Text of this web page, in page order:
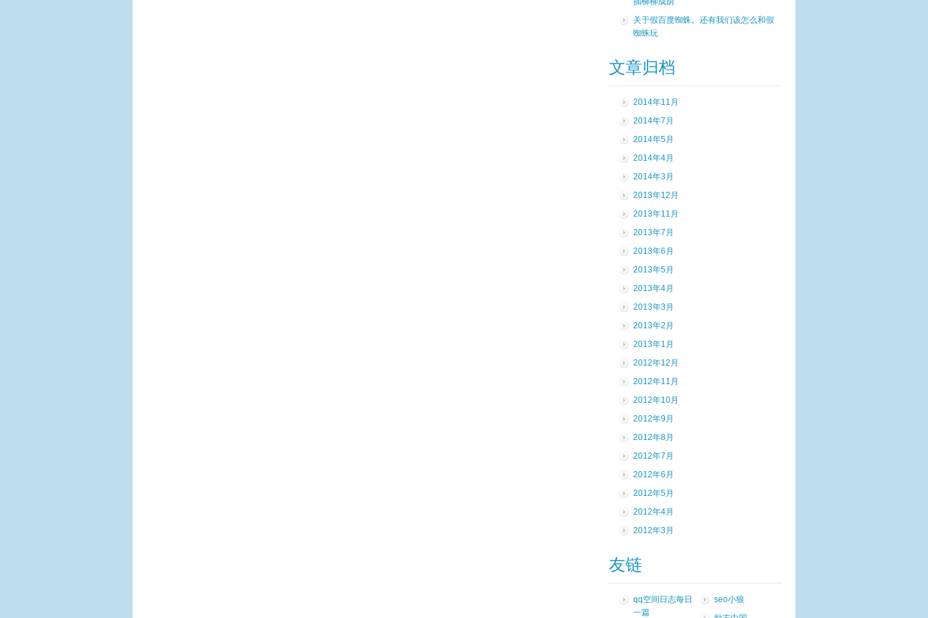
关于假百度蜘蛛。还有我们该怎么和假
蜘蛛玩
文章归档
2014年11月
2014年7月
2014年5月
2014年4月
2014年3月
2013年12月
2013年11月
2013年7月
2013年6月
2013年5月
2013年4月
2013年3月
2013年2月
2013年1月
2012年12月
2012年11月
2012年10月
2012年9月
2012年8月
2012年7月
2012年6月
2012年5月
2012年4月
2012年3月
友链
qq空间日志每日
一篇
seo小狼